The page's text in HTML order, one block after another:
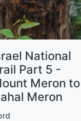
National
Part 5 -
Meron to
Meron